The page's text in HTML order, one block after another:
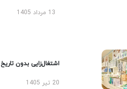
13 مرداد 1405
اشتغال‌زایی بدون تاریخ
20 تیر 1405